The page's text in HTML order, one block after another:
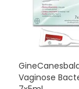
Vaginose